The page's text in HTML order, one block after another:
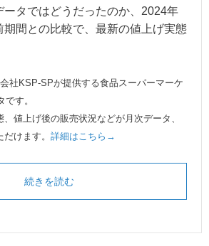
ータではどうだったのか、2024年
期間との比較で、最新の値上げ実態
社KSP-SPが提供する食品スーパーマーケ
す。
値上げ後の販売状況などが月次データ、
けます。 詳細はこちら→
続きを読む